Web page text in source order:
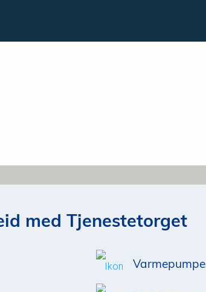
med Tjenestetorget
Varmepumpe